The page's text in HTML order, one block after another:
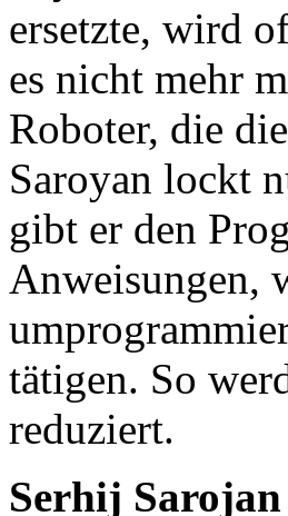
ersetzte, wird
es nicht mehr
Roboter, die
Saroyan lockt
gibt er den
Anweisungen,
tätigen. So
reduziert.
Serhij